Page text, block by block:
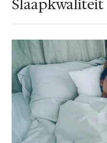
Slaapkwaliteit